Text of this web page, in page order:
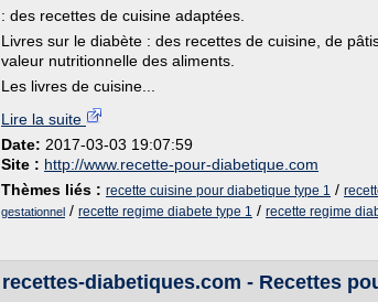
: des recettes de cuisine adaptées.
Livres sur le diabète : des recettes de cuisine, de
valeur nutritionnelle des aliments.
Les livres de cuisine...
Lire la suite
Date: 2017-03-03 19:07:59
Site : http://www.recette-pour-diabetique.com
Thèmes liés : recette cuisine pour diabetique type 1 /
gestationnel / recette regime diabete type 1 / recette regime
recettes-diabetiques.com - Recettes